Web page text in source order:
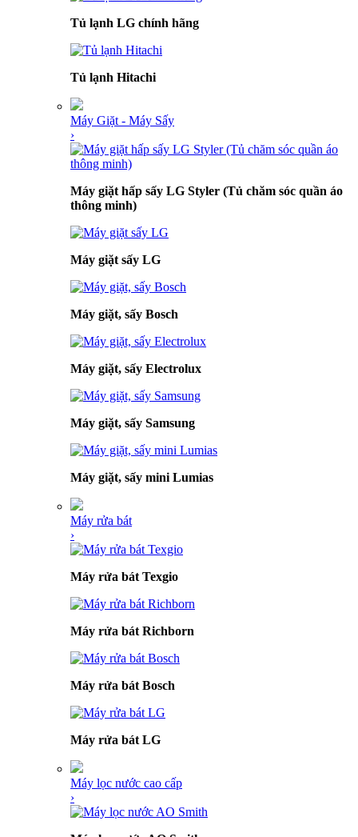
Tủ lạnh LG chính hãng
Tủ lạnh Hitachi
Máy Giặt - Máy Sấy
›
Máy giặt hấp sấy LG Styler (Tủ chăm sóc quần áo
thông minh)
Máy giặt sấy LG
Máy giặt, sấy Bosch
Máy giặt, sấy Electrolux
Máy giặt, sấy Samsung
Máy giặt, sấy mini Lumias
Máy rửa bát
›
Máy rửa bát Texgio
Máy rửa bát Richborn
Máy rửa bát Bosch
Máy rửa bát LG
Máy lọc nước cao cấp
›